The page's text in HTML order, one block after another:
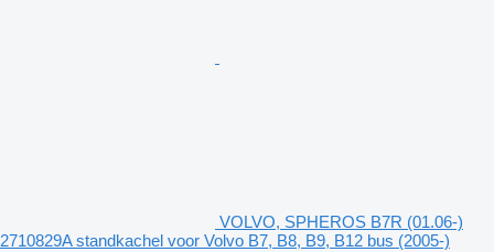
VOLVO, SPHEROS B7R (01.06-)
2710829A standkachel voor Volvo B7, B8, B9, B12 bus (2005-)